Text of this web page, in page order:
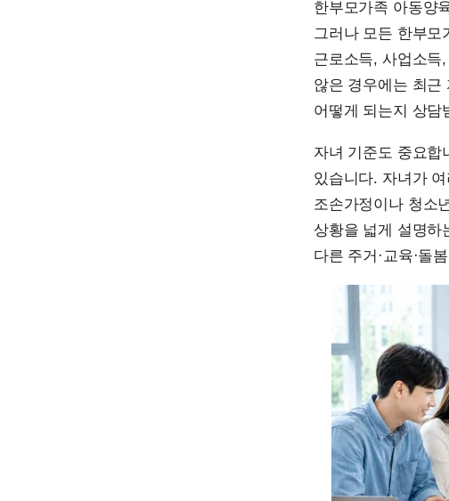
한부모가족 아동양
그러나 모든 한부모
근로소득, 사업소득
않은 경우에는 최근
어떻게 되는지 상담
자녀 기준도 중요합
있습니다. 자녀가
조손가정이나 청소
상황을 넓게 설명하
다른 주거·교육·돌